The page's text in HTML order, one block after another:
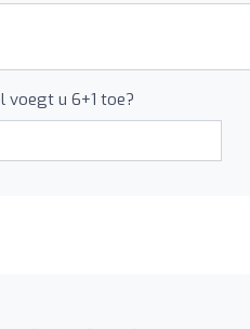
voegt u 6+1 toe?